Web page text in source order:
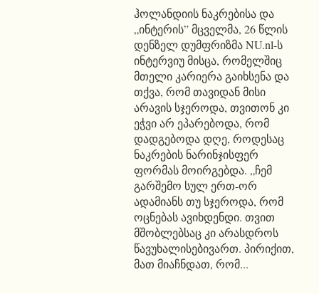
ჰოლანდიის ნაკრებისა და
„ინტერის” მცველმა, 26 წლის
დენზელ დუმფრიზმა NU.nl-ს
ინტერვიუ მისცა, რომელშიც
მთელი კარიერა გაიხსენა და
თქვა, რომ თავიდან მისი
არავის სჯეროდა, თვითონ კი
ეჭვი არ ეპარებოდა, რომ
დადგებოდა დღე, როდესაც
ნაკრების ნარინჯისფერ
ფორმას მოირგებდა. „ჩემ
გარშემო სულ ერთ-ორ
ადამიანს თუ სჯეროდა, რომ
ოცნებას ავიხდენდი. თვით
მშობლებსაც კი არასდროს
წავუხალისებივართ. პირიქით,
მათ მიაჩნდათ, რომ...